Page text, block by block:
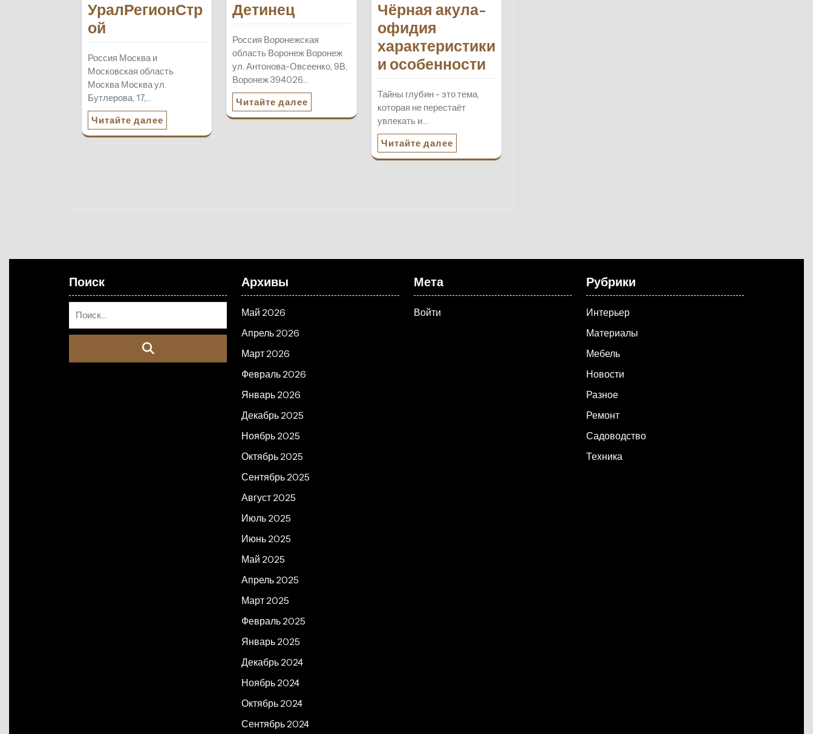
УралРегионСтр
ой
Россия Москва и
Московская область
Москва Москва ул.
Бутлерова, 17,…
Читайте далее
Детинец
Россия Воронежская
область Воронеж Воронеж
ул. Антонова-Овсеенко, 9В,
Воронеж 394026…
Читайте далее
Чёрная акула-
офидия
характеристики
и особенности
Тайны глубин - это тема,
которая не перестаёт
увлекать и…
Читайте далее
Поиск Архивы
Май 2026
Апрель 2026
Март 2026
Февраль 2026
Январь 2026
Декабрь 2025
Ноябрь 2025
Октябрь 2025
Сентябрь 2025
Август 2025
Июль 2025
Июнь 2025
Май 2025
Апрель 2025
Март 2025
Февраль 2025
Январь 2025
Декабрь 2024
Ноябрь 2024
Октябрь 2024
Сентябрь 2024
Мета
Войти
Рубрики
Интерьер
Материалы
Мебель
Новости
Разное
Ремонт
Садоводство
Техника